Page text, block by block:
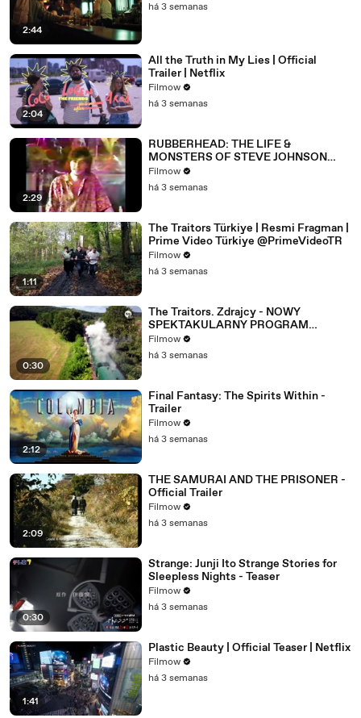
2:44
há 3 semanas
2:04
All the Truth in My Lies | Official
Trailer | Netflix
Filmow
há 3 semanas
2:29
RUBBERHEAD: THE LIFE &
MONSTERS OF STEVE JOHNSON
(2026) 4K
Filmow
há 3 semanas
1:11
The Traitors Türkiye | Resmi Fragman |
Prime Video Türkiye @PrimeVideoTR
Filmow
há 3 semanas
0:30
The Traitors. Zdrajcy - NOWY
SPEKTAKULARNY PROGRAM
WKRÓTCE W TVN! 🔥
Filmow
há 3 semanas
2:12
Final Fantasy: The Spirits Within -
Trailer
Filmow
há 3 semanas
2:09
THE SAMURAI AND THE PRISONER -
Official Trailer
Filmow
há 3 semanas
0:30
Strange: Junji Ito Strange Stories for
Sleepless Nights - Teaser
Filmow
há 3 semanas
1:41
Plastic Beauty | Official Teaser | Netflix
Filmow
há 3 semanas